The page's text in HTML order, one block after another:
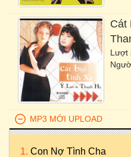
Cát
Lượt
MP3 MỚI UPLOAD
Con Nợ Tình Cha